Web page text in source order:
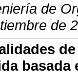
de
de